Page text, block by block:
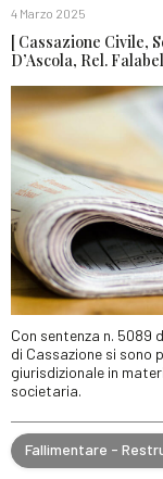
4 Marzo 2025
[ Cassazione Civile,
D’Ascola, Rel.
Con sentenza n. 5089
di Cassazione si sono
giurisdizionale in
societaria.
Fallimentare -